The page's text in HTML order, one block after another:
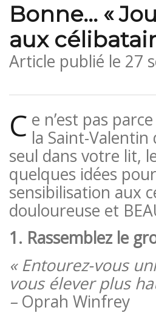
Bonne… «
aux
Article publié le 27
C e n’est pas
la Saint-Valentin
seul dans votre lit,
quelques idées
sensibilisation aux
douloureuse et
1. Rassemblez le
« Entourez-vous
vous élever plus
– Oprah Winfrey